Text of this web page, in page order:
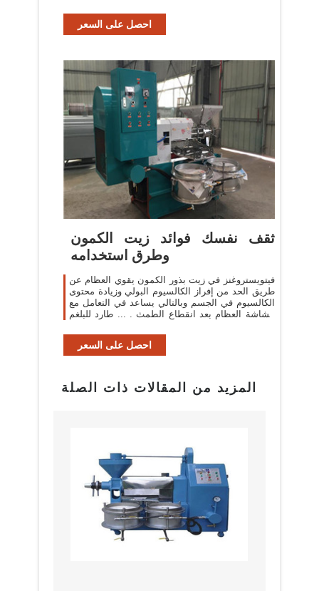
احصل على السعر
ثقف نفسك فوائد زيت الكمون
وطرق استخدامه
فيتويستروغنز في زيت بذور الكمون يقوي العظام عن
طريق الحد من إفراز الكالسيوم البولي وزيادة محتوى
الكالسيوم في الجسم وبالتالي يساعد في التعامل مع
هشاشة العظام بعد انقطاع الطمث . ... طارد للبلغم
احصل على السعر
المزيد من المقالات ذات الصلة